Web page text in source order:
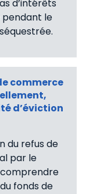
d’intérêts
pendant le
commerce
d’éviction
du refus de
par le
fonds de